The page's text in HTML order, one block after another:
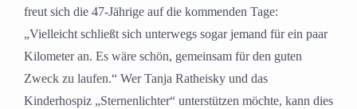
freut sich die 47-Jährige auf die kommenden Tage:
„Vielleicht schließt sich unterwegs sogar jemand für ein paar
Kilometer an. Es wäre schön, gemeinsam für den guten
Zweck zu laufen.“ Wer Tanja Ratheisky und das
Kinderhospiz „Sternenlichter“ unterstützen möchte, kann dies